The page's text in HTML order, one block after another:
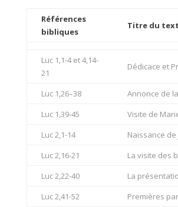
Références
bibliques
Titre du
Luc 1,1-4 et 4,14-
21
Dédicace et
Luc 1,26–38
Annonce de
Luc 1,39-45
Visite de
Luc 2,1-14
Naissance de
Luc 2,16-21
La visite des
Luc 2,22-40
La
Luc 2,41-52
Premières